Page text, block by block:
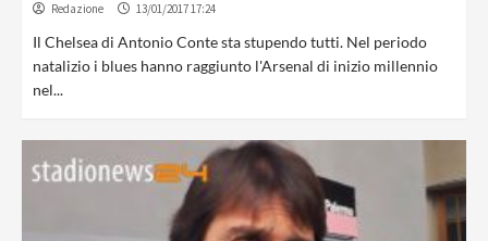
Redazione 13/01/2017 17:24
Il Chelsea di Antonio Conte sta stupendo tutti. Nel periodo
natalizio i blues hanno raggiunto l'Arsenal di inizio millennio
nel...